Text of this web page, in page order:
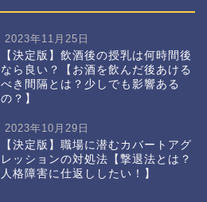
2023年11月25日
【決定版】飲酒後の授乳は何時間後
なら良い？【お酒を飲んだ後あける
べき間隔とは？少しでも影響ある
の？】
2023年10月29日
【決定版】職場に潜むカバートアグ
レッションの対処法【撃退法とは？
人格障害に仕返ししたい！】